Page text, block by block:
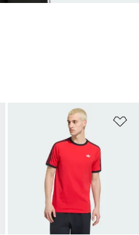
Zur Wunschliste hinzufügen